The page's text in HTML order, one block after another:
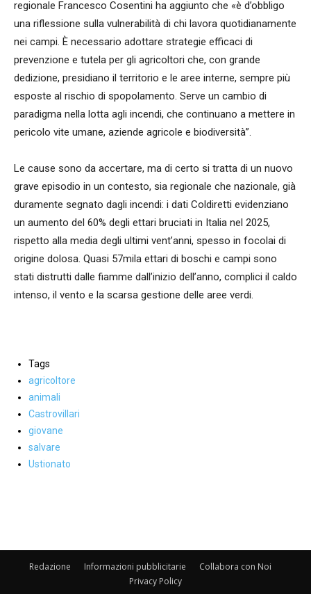
regionale Francesco Cosentini ha aggiunto che «è d’obbligo
una riflessione sulla vulnerabilità di chi lavora quotidianamente
nei campi. È necessario adottare strategie efficaci di
prevenzione e tutela per gli agricoltori che, con grande
dedizione, presidiano il territorio e le aree interne, sempre più
esposte al rischio di spopolamento. Serve un cambio di
paradigma nella lotta agli incendi, che continuano a mettere in
pericolo vite umane, aziende agricole e biodiversità”.
Le cause sono da accertare, ma di certo si tratta di un nuovo
grave episodio in un contesto, sia regionale che nazionale, già
duramente segnato dagli incendi: i dati Coldiretti evidenziano
un aumento del 60% degli ettari bruciati in Italia nel 2025,
rispetto alla media degli ultimi vent’anni, spesso in focolai di
origine dolosa. Quasi 57mila ettari di boschi e campi sono
stati distrutti dalle fiamme dall’inizio dell’anno, complici il caldo
intenso, il vento e la scarsa gestione delle aree verdi.
Tags
agricoltore
animali
Castrovillari
giovane
salvare
Ustionato
Redazione Informazioni pubblicitarie
Collabora con Noi
Privacy Policy